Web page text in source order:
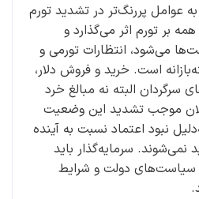
به عوامل پررنگ‌تر در تشدید تورم
بر تورم اثر می‌گذارد و
می‌شود، انتظارات تورمی و
است. خرید و فروش دلار،
سرگردان البته نه مبالغ خرد
موجب تشدید این وضعیت
نبود اعتماد نسبت به آینده
نمی‌شوند. سرمایه‌گذار باید
سیاست‌های دولت و شرایط